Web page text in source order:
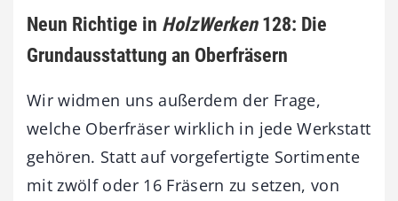
Neun Richtige in HolzWerken128: Die
Grundausstattung an Oberfräsern
Wir widmen uns außerdem der Frage,
welche Oberfräser wirklich in jede Werkstatt
gehören. Statt auf vorgefertigte Sortimente
mit zwölf oder 16 Fräsern zu setzen, von